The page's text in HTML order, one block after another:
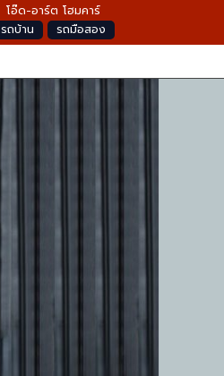
โอ๊ด-อาร์ต โฮมคาร์
รถบ้าน
รถมือสอง